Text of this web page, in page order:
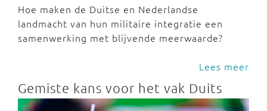
Hoe maken de Duitse en Nederlandse
landmacht van hun militaire integratie een
samenwerking met blijvende meerwaarde?
Lees meer
Gemiste kans voor het vak Duits